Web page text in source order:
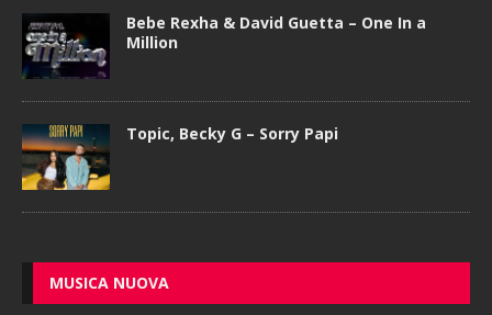
Bebe Rexha & David Guetta – One In a
Million
Topic, Becky G – Sorry Papi
MUSICA NUOVA